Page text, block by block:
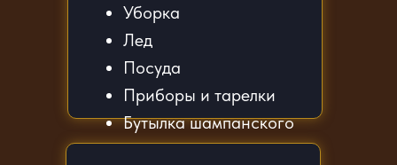
Уборка
Лед
Посуда
Приборы и тарелки
Бутылка шампанского